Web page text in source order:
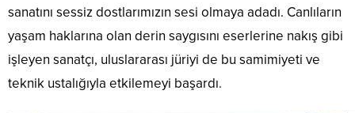
sanatını sessiz dostlarımızın sesi olmaya adadı. Canlıların
yaşam haklarına olan derin saygısını eserlerine nakış gibi
işleyen sanatçı, uluslararası jüriyi de bu samimiyeti ve
teknik ustalığıyla etkilemeyi başardı.